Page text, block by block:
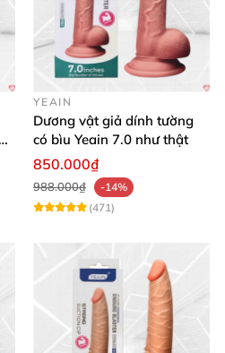
YEAIN
Dương vật giả dính tường
có bìu Yeain 7.0 như thật
850.000₫
988.000₫
-14%
(471)